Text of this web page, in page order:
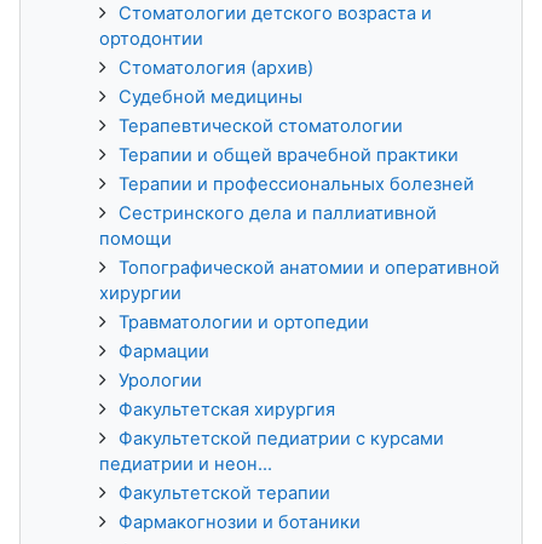
Стоматологии детского возраста и
ортодонтии
Стоматология (архив)
Судебной медицины
Терапевтической стоматологии
Терапии и общей врачебной практики
Терапии и профессиональных болезней
Сестринского дела и паллиативной
помощи
Топографической анатомии и оперативной
хирургии
Травматологии и ортопедии
Фармации
Урологии
Факультетская хирургия
Факультетской педиатрии с курсами
педиатрии и неон...
Факультетской терапии
Фармакогнозии и ботаники